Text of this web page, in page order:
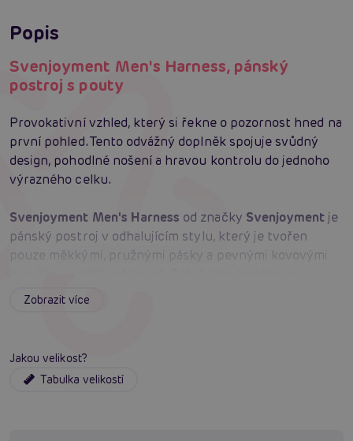
Popis
Svenjoyment Men's Harness, pánský
postroj s pouty
Provokativní vzhled, který si řekne o pozornost hned na
první pohled. Tento odvážný doplněk spojuje svůdný
design, pohodlné nošení a hravou kontrolu do jednoho
výrazného celku.
Svenjoyment Men's Harness od značky Svenjoyment je
pánský postroj v odhalujícím stylu, který je tvořen
pouze měkkými, pružnými pásky a pevnými kovovými
vytváří výrazný erotický vzhled a zároveň zajišťuje
odnímatelná pouta na ruce, takže si můžete užít více
Nastavitelné stehenní pásky pomáhají doladit ideální
Zobrazit více
Jakou velikost?
Tabulka velikostí